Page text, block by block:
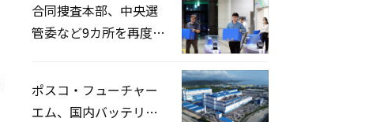
合同捜査本部、中央選
管委など9カ所を再度家
ポスコ・フューチャー
エム、国内バッテリー